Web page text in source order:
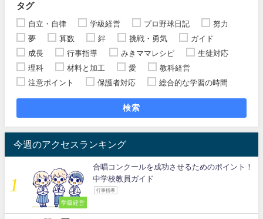
タグ
自立・自律 学級経営 プロ野球日記
努力
夢
算数 絆 挑戦・勇気
ガイド
成長
行事指導 みきママレシピ
生徒対応
理科
材料と加工 愛
教科経営
注意ポイント
保護者対応 総合的な学習の時間
検索
今週のアクセスランキング
学級経営
合唱コンクールを成功させるためのポイント！
中学校教員ガイド
行事指導